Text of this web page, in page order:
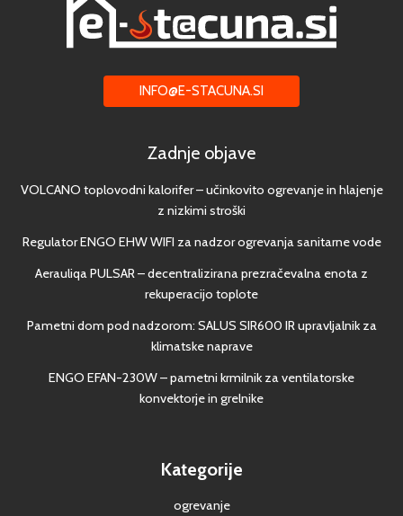
INFO@E-STACUNA.SI
Zadnje objave
VOLCANO toplovodni kalorifer – učinkovito ogrevanje in hlajenje
z nizkimi stroški
Regulator ENGO EHW WIFI za nadzor ogrevanja sanitarne vode
Aerauliqa PULSAR – decentralizirana prezračevalna enota z
rekuperacijo toplote
Pametni dom pod nadzorom: SALUS SIR600 IR upravljalnik za
klimatske naprave
ENGO EFAN-230W – pametni krmilnik za ventilatorske
konvektorje in grelnike
Kategorije
ogrevanje